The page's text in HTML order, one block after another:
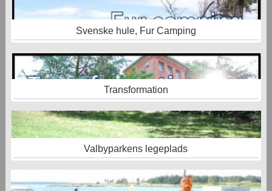
Svenske hule, Fur Camping
Transformation
Valbyparkens legeplads